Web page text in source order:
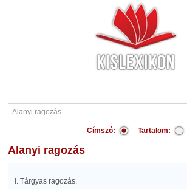
Címszó: Tartalom:
Alanyi ragozás
l. Tárgyas ragozás.